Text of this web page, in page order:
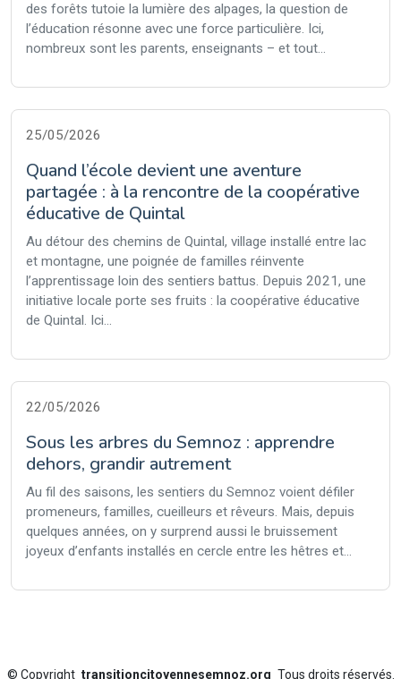
des forêts tutoie la lumière des alpages, la question de
l’éducation résonne avec une force particulière. Ici,
nombreux sont les parents, enseignants – et tout...
25/05/2026
Quand l’école devient une aventure
partagée : à la rencontre de la coopérative
éducative de Quintal
Au détour des chemins de Quintal, village installé entre lac
et montagne, une poignée de familles réinvente
l’apprentissage loin des sentiers battus. Depuis 2021, une
initiative locale porte ses fruits : la coopérative éducative
de Quintal. Ici...
22/05/2026
Sous les arbres du Semnoz : apprendre
dehors, grandir autrement
Au fil des saisons, les sentiers du Semnoz voient défiler
promeneurs, familles, cueilleurs et rêveurs. Mais, depuis
quelques années, on y surprend aussi le bruissement
joyeux d’enfants installés en cercle entre les hêtres et...
© Copyright transitioncitoyennesemnoz.org Tous droits réservés.